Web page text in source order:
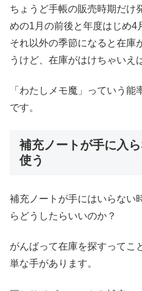
ちょうど手帳の販売時期だけ
めの1月の前後と年度はじめ4
それ以外の季節になると在庫
うけど、在庫がはけちゃいえ
「わたしメモ魔」っていう
です。
補充ノートが手に入
使う
補充ノートが手にはいらない
らどうしたらいいのか？
がんばって在庫を探すってこ
単な手があります。